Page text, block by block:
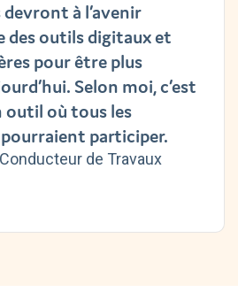
à l’avenir
des outils digitaux et
pour être plus
Selon moi, c’est
outil où tous les
participer.
Conducteur de Travaux